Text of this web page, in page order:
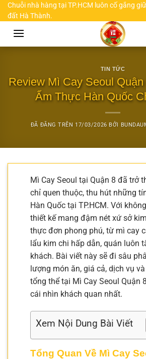
Chuyển
đến
Chuỗi nhà hàng tại TP.HCM luôn cố gắng
đất Hà Thành.
TIN TỨC
Review Mì Cay Seoul
Ẩm Thực Hàn Quốc
ĐÃ ĐĂNG TRÊN 17/03/2026 BỞI
Mì Cay Seoul tại Quận 8 đã trở
chỉ quen thuộc, thu hút những
Hàn Quốc tại TP.HCM. Với
thiết kế mang đậm nét xứ sở
thực đơn phong phú, từ mì cay
lẩu kim chi hấp dẫn, quán luôn
khách. Bài viết này sẽ đi sâu
lượng món ăn, giá cả, dịch vụ
tổng thể tại Mì Cay Seoul Quận
cái nhìn khách quan nhất.
Xem Nội Dung Bài Viết
Tổng Quan Về Mì Cay